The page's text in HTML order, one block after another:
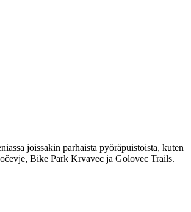
joissakin parhaista pyöräpuistoista, kuten
Bike Park Krvavec ja Golovec Trails.